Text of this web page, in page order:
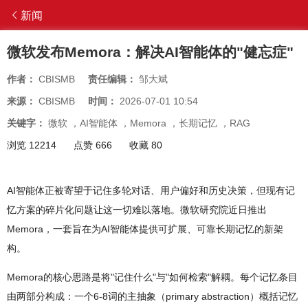
新闻
微软发布Memora：解决AI智能体的"健忘症"
作者： CBISMB 责任编辑： 邹大斌
来源： CBISMB 时间： 2026-07-01 10:54
关键字： 微软 ， AI智能体 ， Memora ， 长期记忆 ， RAG
浏览 12214
点赞 666 收藏 80
AI智能体正被寄望于记住多轮对话、用户偏好和历史决策，但现有记
忆方案的碎片化问题让这一切难以落地。微软研究院近日推出
Memora，一套旨在为AI智能体提供可扩展、可靠长期记忆的新架
构。
Memora的核心思路是将"记住什么"与"如何检索"解耦。每个记忆条目
由两部分构成：一个6-8词的主抽象（primary abstraction）概括记忆